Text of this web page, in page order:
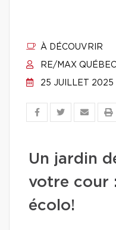
À DÉCOUVRIR
RE/MAX QUÉBEC
25 JUILLET 2025
Un jardin
votre cour
écolo!